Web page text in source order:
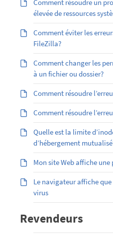
Comment résoudre un
élevée de ressources
Comment éviter les
FileZilla?
Comment changer les
à un fichier ou dossier?
Comment résoudre
Comment résoudre
Quelle est la limite
d’hébergement
Mon site Web affiche
Le navigateur affiche
virus
Revendeurs